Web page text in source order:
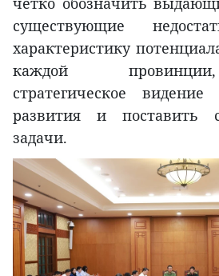
существующие
характеристику
каждой
стратегическое
развития и поставить
задачи.